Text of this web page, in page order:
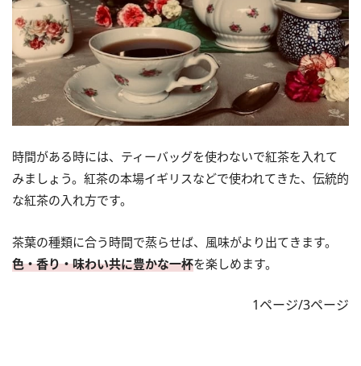
時間がある時には、ティーバッグを使わないで紅茶を入れて
みましょう。紅茶の本場イギリスなどで使われてきた、伝統的
な紅茶の入れ方です。
茶葉の種類に合う時間で蒸らせば、風味がより出てきます。
色・香り・味わい共に豊かな一杯を楽しめます。
1ページ/3ページ